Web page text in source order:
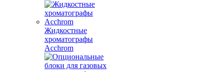
Жидкостные
хроматографы
Acchrom